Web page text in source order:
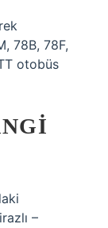
78B, 78F,
otobüs
–